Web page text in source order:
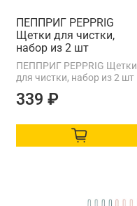
ПЕППРИГ PEPPRIG
Щетки для чистки,
набор из 2 шт
ПЕППРИГ PEPPRIG Щетки
для чистки, набор из 2 шт
339 ₽